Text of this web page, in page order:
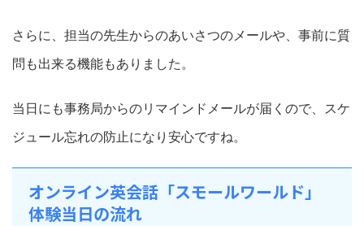
さらに、担当の先生からのあいさつのメールや、事前に質
問も出来る機能もありました。
当日にも事務局からのリマインドメールが届くので、スケ
ジュール忘れの防止になり安心ですね。
オンライン英会話「スモールワールド」
体験当日の流れ